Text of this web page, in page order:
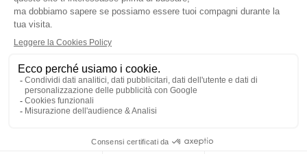
Condizioni di Vendita
Farmacia di Liscate sas - Dr. F. Nobile &
C.
- Via IV Novembre, 22 20060 Liscate (MI)
ordini@margheritafarmaweb.it